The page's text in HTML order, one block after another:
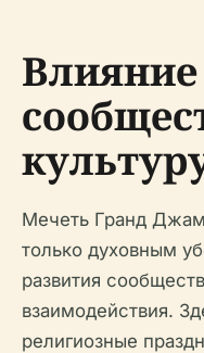
Мечеть Гранд
только духовным
развития
взаимодействия.
религиозные